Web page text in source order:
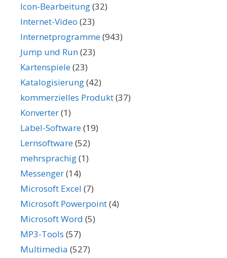
Icon-Bearbeitung(32)
Internet-Video (23)
Internetprogramme(943)
Jump und Run(23)
Kartenspiele(23)
Katalogisierung(42)
kommerzielles Produkt(37)
Konverter(1)
Label-Software(19)
Lernsoftware(52)
mehrsprachig(1)
Messenger(14)
Microsoft Excel (7)
Microsoft Powerpoint(4)
Microsoft Word (5)
MP3-Tools (57)
Multimedia (527)